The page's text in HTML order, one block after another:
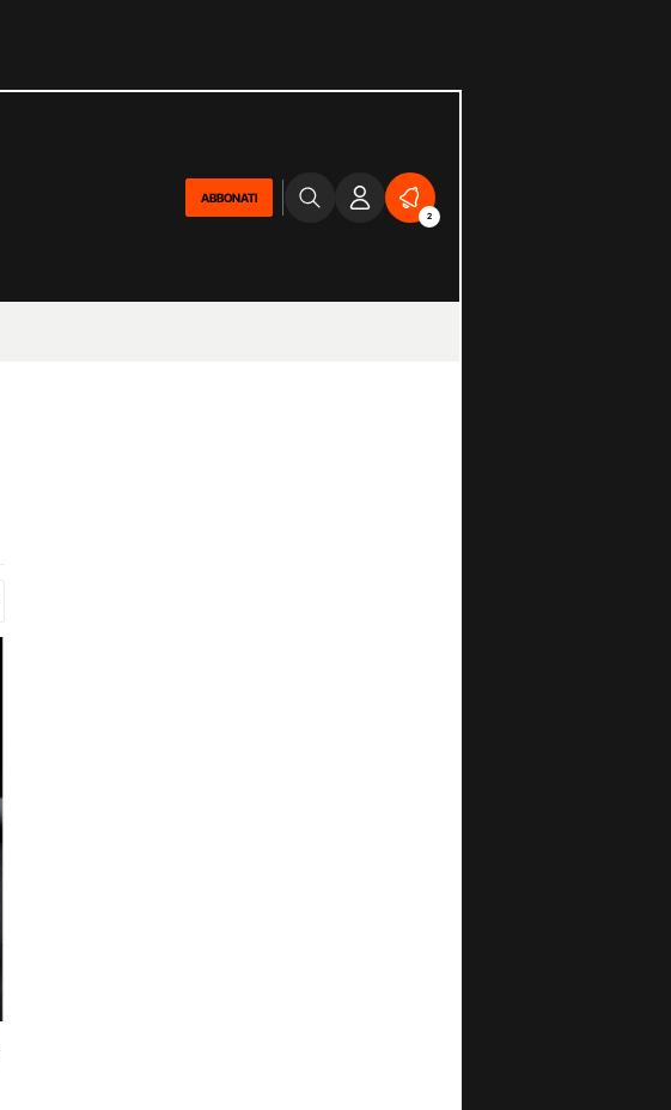
ABBONATI
2